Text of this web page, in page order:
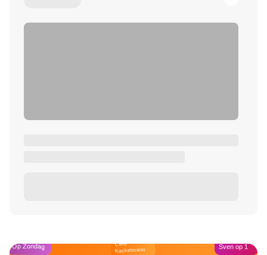
Op Zondag Café
Kockelmann Sven op 1